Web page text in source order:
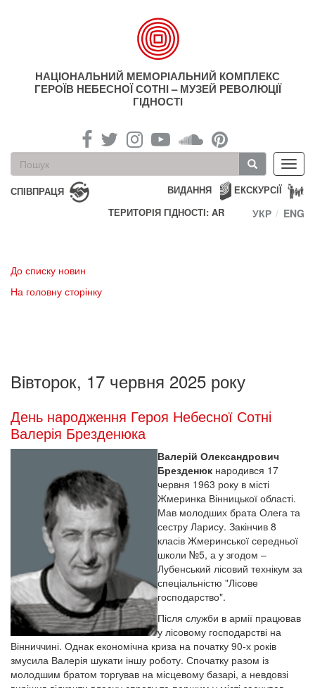
НАЦІОНАЛЬНИЙ МЕМОРІАЛЬНИЙ КОМПЛЕКС
ГЕРОЇВ НЕБЕСНОЇ СОТНІ – МУЗЕЙ РЕВОЛЮЦІЇ
ГІДНОСТІ
Пошукова
форма
Пошук
СПІВПРАЦЯ ЕКСКУРСІЇ
ВИДАННЯ
ТЕРИТОРІЯ ГІДНОСТІ: AR
УКР ENG
До списку новин
На головну сторінку
Вівторок, 17 червня 2025 року
День народження Героя Небесної Сотні
Валерія Брезденюка
Валерій Олександрович
Брезденюк народився 17
червня 1963 року в місті
Жмеринка Вінницької області.
Мав молодших брата Олега та
сестру Ларису. Закінчив 8
класів Жмеринської середньої
школи №5, а у згодом –
Лубенський лісовий технікум за
спеціальністю "Лісове
господарство".
Після служби в армії працював
у лісовому господарстві на
Вінниччині. Однак економічна криза на початку 90-х років
змусила Валерія шукати іншу роботу. Спочатку разом із
молодшим братом торгував на місцевому базарі, а невдовзі